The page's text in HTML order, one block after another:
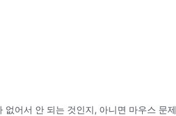
어서 안 되는 것인지, 아니면 마우스 문제